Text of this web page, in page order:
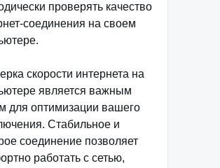
проверять качество
соединения на своем
скорости интернета на
является важным
для оптимизации вашего
Стабильное и
соединение позволяет
работать с сетью,